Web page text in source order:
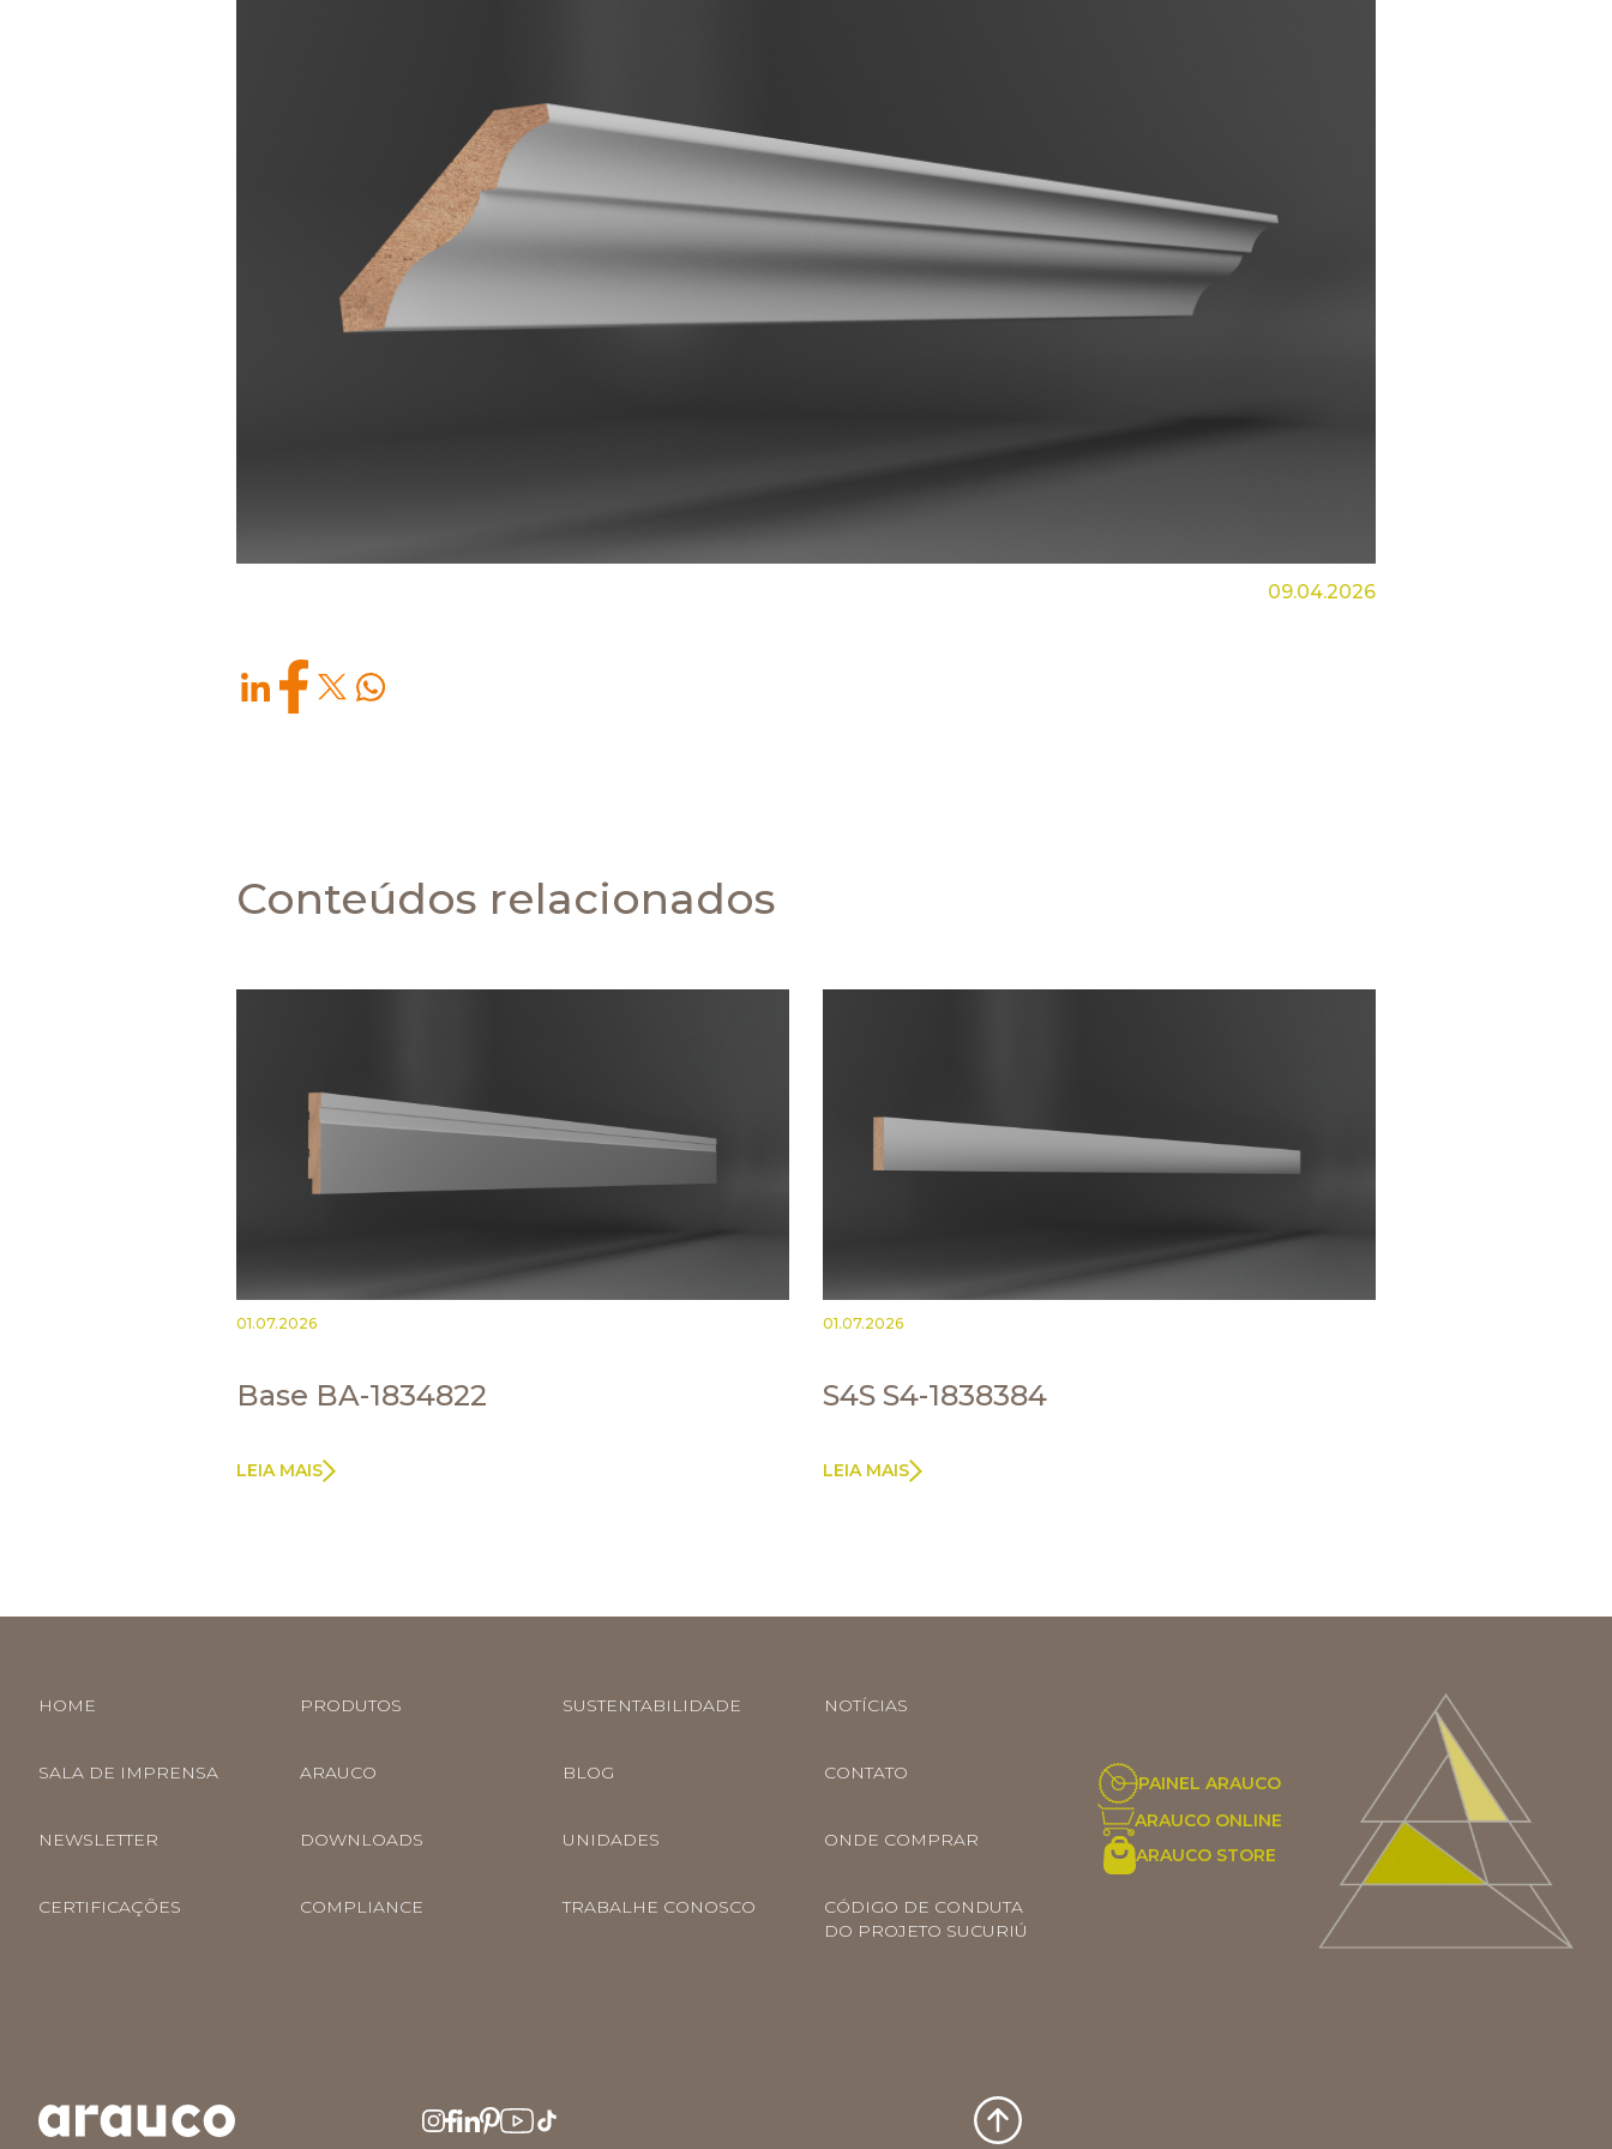
09.04.2026
Conteúdos relacionados
01.07.2026
Base BA-1834822
LEIA MAIS
01.07.2026
S4S S4-1838384
LEIA MAIS
HOME PRODUTOS SUSTENTABILIDADE NOTÍCIAS
SALA DE IMPRENSA ARAUCO BLOG CONTATO
NEWSLETTER DOWNLOADS UNIDADES ONDE COMPRAR
CERTIFICAÇÕES COMPLIANCE TRABALHE CONOSCO
CÓDIGO DE CONDUTA
DO PROJETO SUCURIÚ
PAINEL ARAUCO
ARAUCO ONLINE
ARAUCO STORE